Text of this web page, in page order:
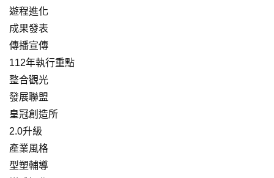
遊程進化
成果發表
傳播宣傳
112年執行重點
整合觀光
發展聯盟
皇冠創造所
2.0升級
產業風格
型塑輔導